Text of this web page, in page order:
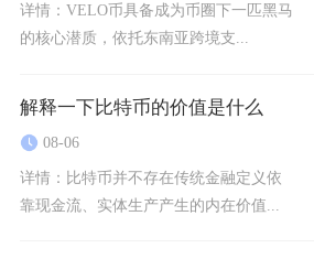
详情： VELO币具备成为币圈下一匹黑马
的核心潜质，依托东南亚跨境支...
解释一下比特币的价值是什么
08-06
详情： 比特币并不存在传统金融定义依
靠现金流、实体生产产生的内在价值...